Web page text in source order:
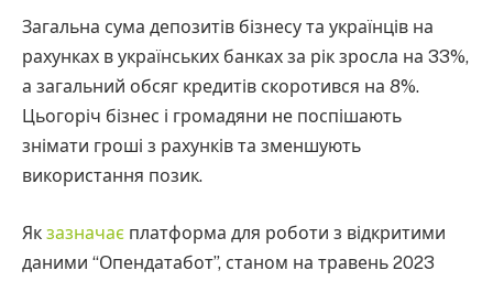
Загальна сума депозитів бізнесу та українців на
рахунках в українських банках за рік зросла на 33%,
а загальний обсяг кредитів скоротився на 8%.
Цьогоріч бізнес і громадяни не поспішають
знімати гроші з рахунків та зменшують
використання позик.
Як зазначає платформа для роботи з відкритими
даними “Опендатабот”, станом на травень 2023